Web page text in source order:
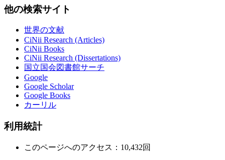
他の検索サイト
世界の文献
CiNii Research (Articles)
CiNii Books
CiNii Research (Dissertations)
国立国会図書館サーチ
Google
Google Scholar
Google Books
カーリル
利用統計
このページへのアクセス：10,432回